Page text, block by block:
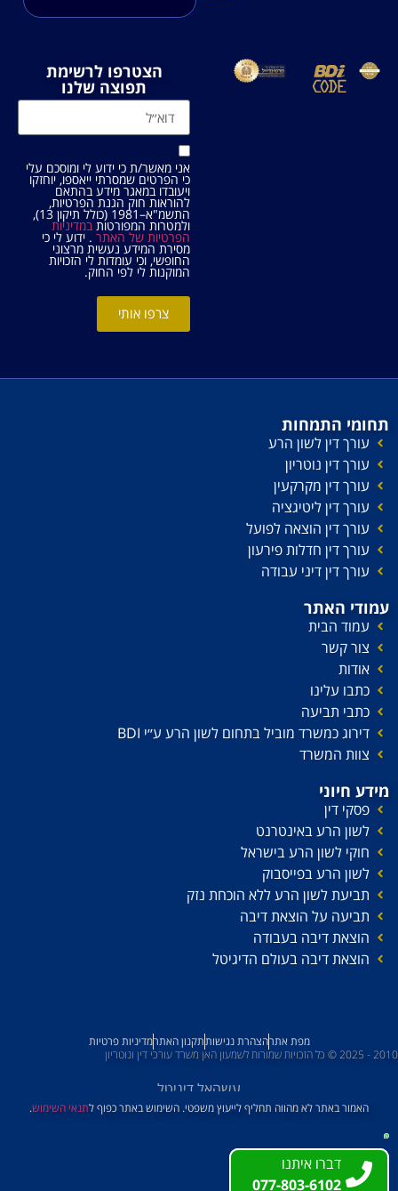
דברו איתנו
077-803-6102
הצטרפו לרשימת
תפוצה שלנו
אני מאשר/ת כי ידוע לי ומוסכם עלי
כי הפרטים שמסרתי ייאספו, יוחזקו
ויעובדו במאגר מידע בהתאם
להוראות חוק הגנת הפרטיות,
התשמ"א–1981 (כולל תיקון 13),
ולמטרות המפורטותבמדיניות
הפרטיות של האתר . ידוע לי כי
מסירת המידע נעשית מרצוני
החופשי, וכי עומדות לי הזכויות
המוקנות לי לפי החוק.
צרפו אותי
תחומי התמחות
עורך דין לשון הרע
עורך דין נוטריון
עורך דין מקרקעין
עורך דין ליטיגציה
עורך דין הוצאה לפועל
עורך דין חדלות פירעון
עורך דין דיני עבודה
עמודי האתר
עמוד הבית
צור קשר
אודות
כתבו עלינו
כתבי תביעה
דירוג כמשרד מוביל בתחום לשון הרע ע׳׳י BDI
צוות המשרד
מידע חיוני
פסקי דין
לשון הרע באינטרנט
חוקי לשון הרע בישראל
לשון הרע בפייסבוק
תביעת לשון הרע ללא הוכחת נזק
תביעה על הוצאת דיבה
הוצאת דיבה בעבודה
הוצאת דיבה בעולם הדיגיטל
מפת אתרהצהרת נגישותתקנון האתרמדיניות פרטיות
2010 - 2025 © כל הזכויות שמורות לשמעון האן משרד עורכי דין ונוטריון
עשהאל דיגיטל
דברו איתנו
077-803-6102
האמור באתר לא מהווה תחליף לייעוץ משפטי. השימוש באתר כפוף לתנאי השימוש.